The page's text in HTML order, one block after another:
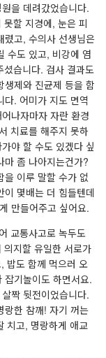
을 데려갔었습니다.
할 지경에, 눈은 피
렸고, 수의사 선생님은
수도 있고, 비강에 염
습니다. 검사 결과도
생제와 진균제 등을 함
다. 어미가 지도 면역
나자마자 자란 환경
치료를 해주지 못하
야 할 수도 있겠다 싶
마 좀 나아지는건가?
을 이루 말할 수가 없
이 몇배는 더 힘들텐데
만들어주고 싶어요.
교통사고로 녹두도
지할 유일한 서로가
밥도 함께 먹으러 오
기놀이도 하면서요.
짝 뒷전이었습니다.
랑한 참깨! 자기 꺼는
치고, 명랑하게 애교